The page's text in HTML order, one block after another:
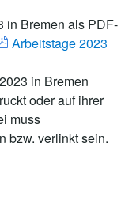
in Bremen als PDF-
Arbeitstage 2023
in Bremen
oder auf ihrer
muss
bzw. verlinkt sein.